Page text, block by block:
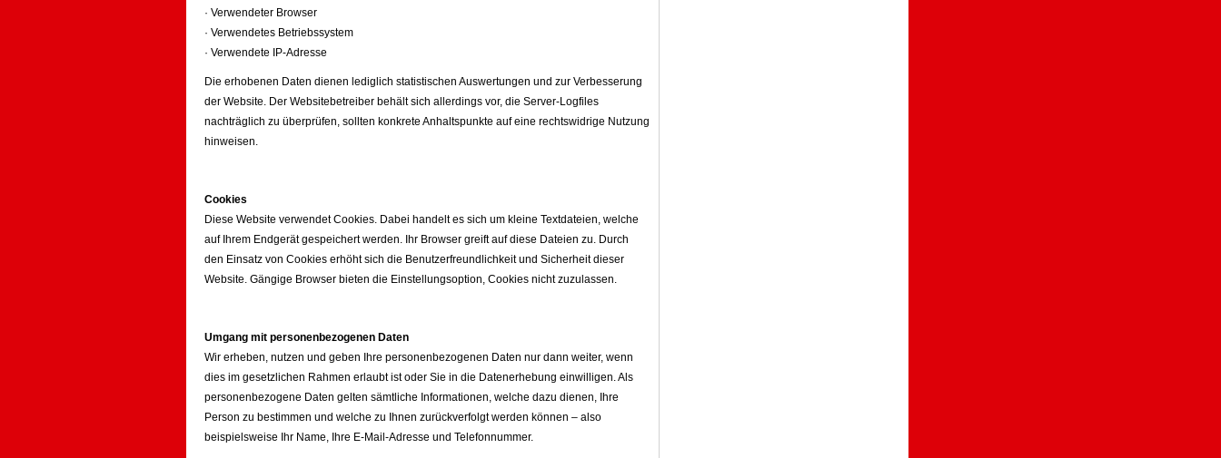
· Verwendeter Browser
· Verwendetes Betriebssystem
· Verwendete IP-Adresse
Die erhobenen Daten dienen lediglich statistischen Auswertungen und zur Verbesserung
der Website. Der Websitebetreiber behält sich allerdings vor, die Server-Logfiles
nachträglich zu überprüfen, sollten konkrete Anhaltspunkte auf eine rechtswidrige Nutzung
hinweisen.
Cookies
Diese Website verwendet Cookies. Dabei handelt es sich um kleine Textdateien, welche
auf Ihrem Endgerät gespeichert werden. Ihr Browser greift auf diese Dateien zu. Durch
den Einsatz von Cookies erhöht sich die Benutzerfreundlichkeit und Sicherheit dieser
Website. Gängige Browser bieten die Einstellungsoption, Cookies nicht zuzulassen.
Umgang mit personenbezogenen Daten
Wir erheben, nutzen und geben Ihre personenbezogenen Daten nur dann weiter, wenn
dies im gesetzlichen Rahmen erlaubt ist oder Sie in die Datenerhebung einwilligen. Als
personenbezogene Daten gelten sämtliche Informationen, welche dazu dienen, Ihre
Person zu bestimmen und welche zu Ihnen zurückverfolgt werden können – also
beispielsweise Ihr Name, Ihre E-Mail-Adresse und Telefonnummer.